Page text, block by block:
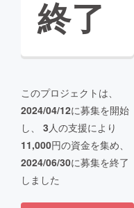
終了
このプロジェクトは、
2024/04/12に募集を開始
し、 3人の支援により
11,000円の資金を集め、
2024/06/30に募集を終了
しました